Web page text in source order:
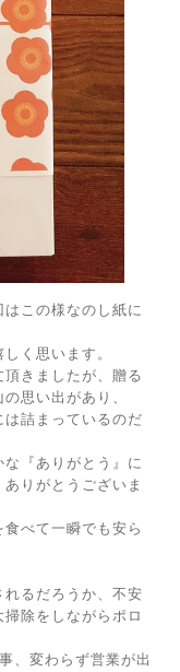
この様なのし紙に
く思います。
きましたが、贈る
思い出があり、
は詰まっているのだ
『ありがとう』に
りがとうございま
べて一瞬でも安ら
るだろうか、不安
除をしながらポロ
、変わらず営業が出